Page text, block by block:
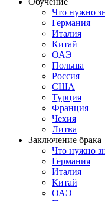
Что нужно
Германия
Италия
Китай
ОАЭ
Польша
Россия
США
Турция
Франция
Чехия
Литва
Заключение брака
Что нужно
Германия
Италия
Китай
ОАЭ